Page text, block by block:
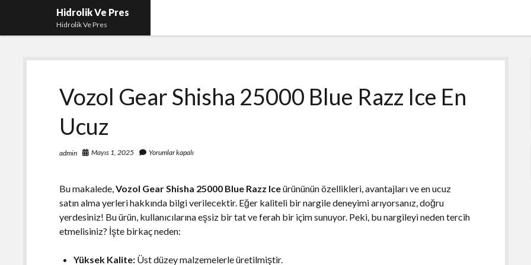
Hidrolik Ve Pres
Hidrolik Ve Pres
Vozol Gear Shisha 25000 Blue Razz Ice En
Ucuz
admin Mayıs 1, 2025 Yorumlar kapalı
Bu makalede,Vozol Gear Shisha 25000 Blue Razz Iceürününün özellikleri, avantajları ve en ucuz
satın alma yerleri hakkında bilgi verilecektir. Eğer kaliteli bir nargile deneyimi arıyorsanız, doğru
yerdesiniz! Bu ürün, kullanıcılarına eşsiz bir tat ve ferah bir içim sunuyor. Peki, bu nargileyi neden tercih
etmelisiniz? İşte birkaç neden:
Yüksek Kalite: Üst düzey malzemelerle üretilmiştir.